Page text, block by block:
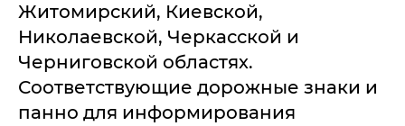
Житомирский, Киевской,
Николаевской, Черкасской и
Черниговской областях.
Соответствующие дорожные знаки и
панно для информирования